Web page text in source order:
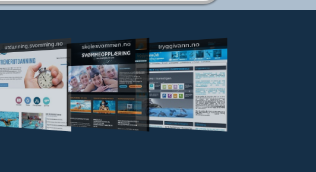
utdanning.svomming.no skolesvommen.no tryggivann.no